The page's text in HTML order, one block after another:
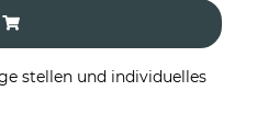
stellen und individuelles